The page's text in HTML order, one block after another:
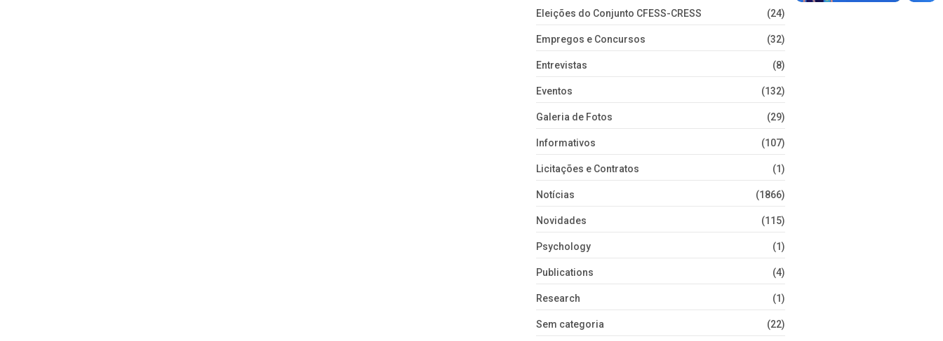
Eleições do Conjunto CFESS-CRESS (24)
Empregos e Concursos (32)
Entrevistas (8)
Eventos (132)
Galeria de Fotos (29)
Informativos (107)
Licitações e Contratos (1)
Notícias (1866)
Novidades (115)
Psychology (1)
Publications (4)
Research (1)
Sem categoria (22)